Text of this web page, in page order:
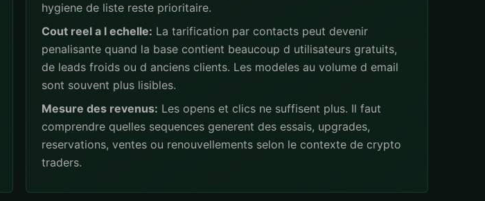
hygiene de liste reste prioritaire.
Cout reel a l echelle: La tarification par contacts peut devenir
penalisante quand la base contient beaucoup d utilisateurs gratuits,
de leads froids ou d anciens clients. Les modeles au volume d email
sont souvent plus lisibles.
Mesure des revenus: Les opens et clics ne suffisent plus. Il faut
comprendre quelles sequences generent des essais, upgrades,
reservations, ventes ou renouvellements selon le contexte de crypto
traders.